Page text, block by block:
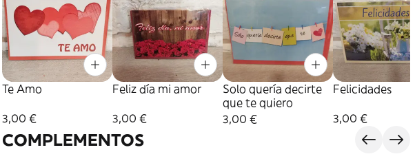
Te Amo
3,00 €
Feliz día mi amor
3,00 €
Solo quería decirte
que te quiero
3,00 €
Felicidades
3,00 €
COMPLEMENTOS